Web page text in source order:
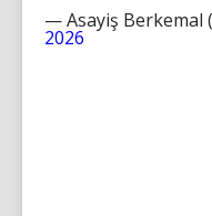
— Asayiş Berkemal
2026